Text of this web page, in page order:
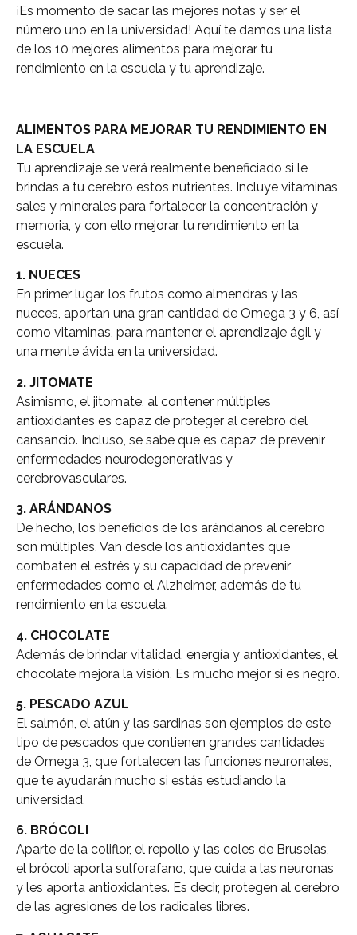
¡Es momento de sacar las mejores notas y ser el
número uno en la universidad! Aquí te damos una lista
de los 10 mejores alimentos para mejorar tu
rendimiento en la escuela y tu aprendizaje.
ALIMENTOS PARA MEJORAR TU RENDIMIENTO EN
LA ESCUELA
Tu aprendizaje se verá realmente beneficiado si le
brindas a tu cerebro estos nutrientes. Incluye vitaminas,
sales y minerales para fortalecer la concentración y
memoria, y con ello mejorar tu rendimiento en la
escuela.
1. NUECES
En primer lugar, los frutos como almendras y las
nueces, aportan una gran cantidad de Omega 3 y 6, así
como vitaminas, para mantener el aprendizaje ágil y
una mente ávida en la universidad.
2. JITOMATE
Asimismo, el jitomate, al contener múltiples
antioxidantes es capaz de proteger al cerebro del
cansancio. Incluso, se sabe que es capaz de prevenir
enfermedades neurodegenerativas y
cerebrovasculares.
3. ARÁNDANOS
De hecho, los beneficios de los arándanos al cerebro
son múltiples. Van desde los antioxidantes que
combaten el estrés y su capacidad de prevenir
enfermedades como el Alzheimer, además de tu
rendimiento en la escuela.
4. CHOCOLATE
Además de brindar vitalidad, energía y antioxidantes, el
chocolate mejora la visión. Es mucho mejor si es negro.
5. PESCADO AZUL
El salmón, el atún y las sardinas son ejemplos de este
tipo de pescados que contienen grandes cantidades
de Omega 3, que fortalecen las funciones neuronales,
que te ayudarán mucho si estás estudiando la
universidad.
6. BRÓCOLI
Aparte de la coliflor, el repollo y las coles de Bruselas,
el brócoli aporta sulforafano, que cuida a las neuronas
y les aporta antioxidantes. Es decir, protegen al cerebro
de las agresiones de los radicales libres.